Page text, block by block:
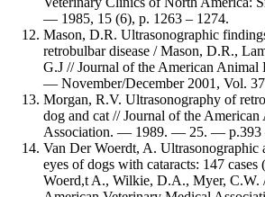
― 1985, 15 (6), p. 1263 – 1274.
Mason, D.R. Ultrasonographic
retrobulbar disease / Mason, D.R.,
G.J // Journal of the American Animal
― November/December 2001, Vol.
Morgan, R.V. Ultrasonography of
dog and cat // Journal of the
Association. ― 1989. ― 25. ―
Van Der Woerdt, A. Ultrasonographic
eyes of dogs with cataracts: 147
Woerd,t A., Wilkie, D.A., Myer, C.W.